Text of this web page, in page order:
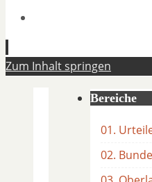
Zum Inhalt springen
Bereiche
01.
02.